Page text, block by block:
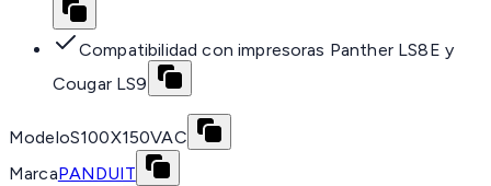
Compatibilidad con impresoras Panther LS8E y
Cougar LS9
ModeloS100X150VAC
MarcaPANDUIT